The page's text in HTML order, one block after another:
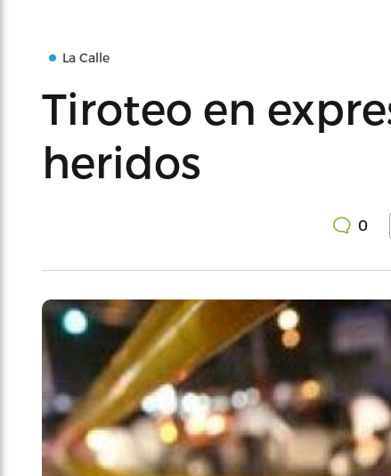
La Calle
Tiroteo en
heridos
0